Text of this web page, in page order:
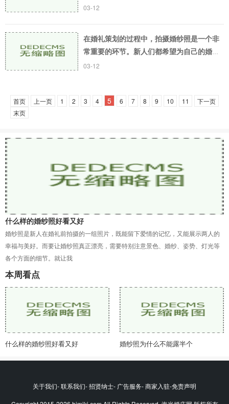
刻，拍婚纱照也是不可或缺的一部分。为了
03-12
在婚礼策划的过程中，拍摄婚纱照是一个非
常重要的环节。新人们都希望为自己的婚礼
留下美好的回忆。在这篇文章里，我们将介
03-12
首页 上一页 1 2 3 4 5 6 7 8 9 10 11
下一页
末页
什么样的婚纱照好看又好
婚纱照是新人在婚礼前拍摄的一组照片，既能留下爱情的记忆，又能展示两人的
幸福与美好。而要让婚纱照真正漂亮，需要特别注意景色、婚纱、姿势、灯光等
各个方面的细节。就让我
本周看点
什么样的婚纱照好看又好 婚纱照为什么不能露半个
关于我们- 联系我们- 招贤纳士- 广告服务- 商家入驻-免责声明